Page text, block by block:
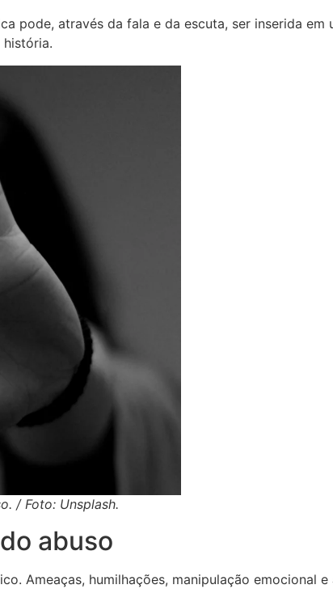
pode, através da fala e da escuta, ser inserida em
/ Foto: Unsplash.
abuso
Ameaças, humilhações, manipulação emocional